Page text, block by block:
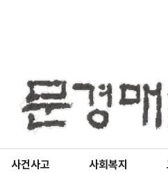
사건사고 사회복지